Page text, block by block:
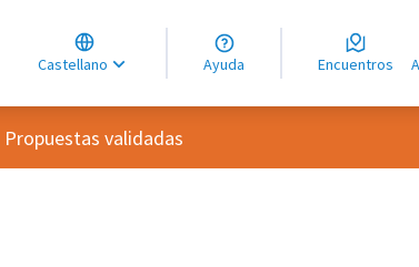
Castellano
Choose language
Choisir la langue
Elegir el idioma
Ayuda Encuentros
de usuario
Propuestas validadas